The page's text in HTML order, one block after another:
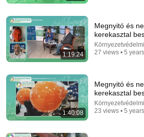
Haircut - SNL
Saturday Night Live 5.1M views
1:19:24
Megnyitó és
kerekasztal
27 views • 5
1:40:08
Megnyitó és
kerekasztal
23 views • 5